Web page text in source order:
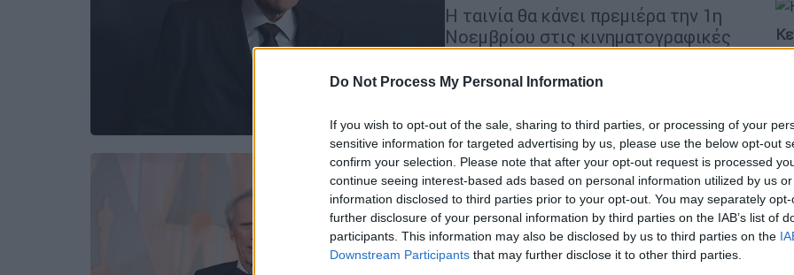
Do Not Process My Personal Information
If you wish to opt-out of the sale, sharing to third parties, or processing of your
sensitive information for targeted advertising by us, please use the below opt-out
confirm your selection. Please note that after your opt-out request is processed
continue seeing interest-based ads based on personal information utilized by us
information disclosed to third parties prior to your opt-out. You may separately
further disclosure of your personal information by third parties on the IAB’s list of
participants. This information may also be disclosed by us to third parties on the
Downstream Participants that may further disclose it to other third parties.
Η ταινία θα κάνει πρεμιέρα την 1η
Νοεμβρίου στις κινηματογραφικές
και της Ιρλανδίας
Lifestyle|20.07.2024 13:50
Πέθανε η 61χρονη σύντροφος του
Κλιντ Ιστγουντ - «Μια υπέροχη
γυναίκα, θα μου λείψει πολύ»